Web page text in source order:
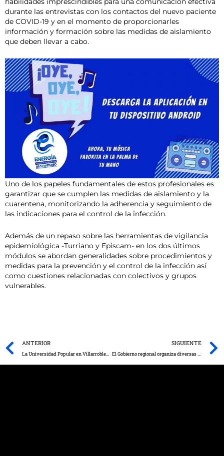
durante las entrevistas con los contactos del nuevo paciente
de COVID-19 y en el momento de proporcionarles
información y formación sobre las medidas de aislamiento
que deben llevar a cabo.
Uno de los papeles fundamentales de estos profesionales es
garantizar que se cumplen las medidas de aislamiento y la
cuarentena, monitorizando la adherencia y seguimiento de
las indicaciones para el control de la infección.
Además de un repaso sobre las herramientas de vigilancia
epidemiológica -Turriano y Episcam- en los dos últimos
módulos se abordan generalidades sobre procedimientos y
medidas para la prevención y el control de la infección así
como cuestiones relacionadas con colectivos y grupos
vulnerables.
Prev
ANTERIOR SIGUIENTE